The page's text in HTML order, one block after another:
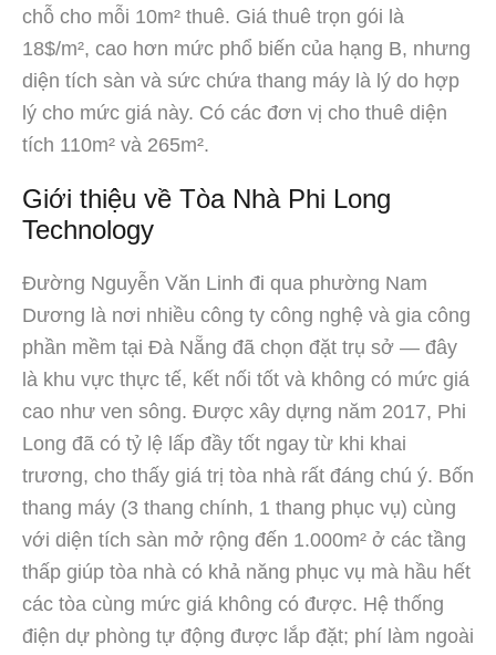
chỗ cho mỗi 10m² thuê. Giá thuê trọn gói là
18$/m², cao hơn mức phổ biến của hạng B, nhưng
diện tích sàn và sức chứa thang máy là lý do hợp
lý cho mức giá này. Có các đơn vị cho thuê diện
tích 110m² và 265m².
Giới thiệu về Tòa Nhà Phi Long
Technology
Đường Nguyễn Văn Linh đi qua phường Nam
Dương là nơi nhiều công ty công nghệ và gia công
phần mềm tại Đà Nẵng đã chọn đặt trụ sở — đây
là khu vực thực tế, kết nối tốt và không có mức giá
cao như ven sông. Được xây dựng năm 2017, Phi
Long đã có tỷ lệ lấp đầy tốt ngay từ khi khai
trương, cho thấy giá trị tòa nhà rất đáng chú ý. Bốn
thang máy (3 thang chính, 1 thang phục vụ) cùng
với diện tích sàn mở rộng đến 1.000m² ở các tầng
thấp giúp tòa nhà có khả năng phục vụ mà hầu hết
các tòa cùng mức giá không có được. Hệ thống
điện dự phòng tự động được lắp đặt; phí làm ngoài